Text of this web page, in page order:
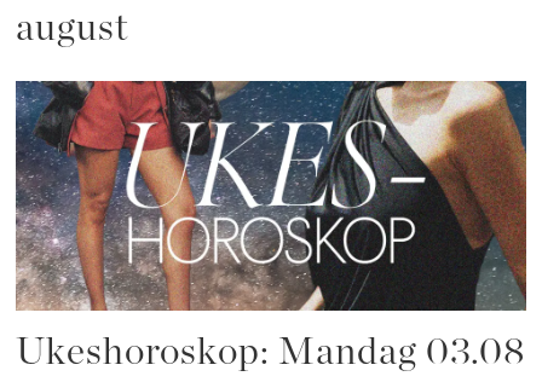
august
Ukeshoroskop: Mandag 03.08